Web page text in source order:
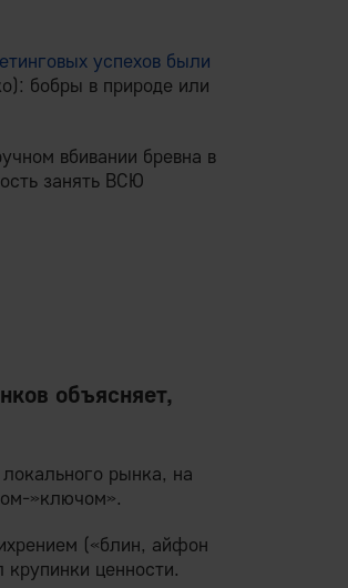
успехов были
бобры в природе или
вбивании бревна в
занять ВСЮ
объясняет,
рынка, на
»ключом».
(«блин, айфон
ценности.